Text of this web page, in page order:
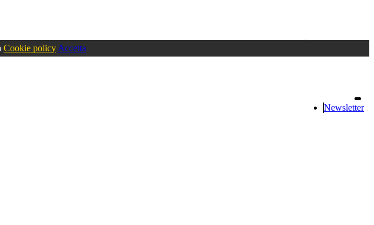
Accedioppure registrati
Cookie policy Accetta
Newsletter